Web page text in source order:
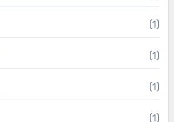
(1)
(1)
(1)
(1)